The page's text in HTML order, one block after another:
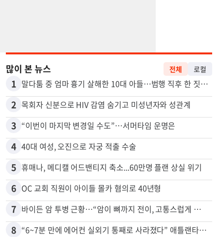
많이 본 뉴스 전체 로컬
1 말다툼 중 엄마 흉기 살해한 10대 아들…범행 직후 한 짓 충격
2 목회자 신분으로 HIV 감염 숨기고 미성년자와 성관계
3 “이번이 마지막 변경일 수도”…서머타임 운명은
4 40대 여성, 오진으로 자궁 적출 수술
5 휴매나, 메디캘 어드밴티지 축소...60만명 플랜 상실 위기
6 OC 교회 직원이 아이들 몰카 혐의로 40년형
7 바이든 암 투병 근황…“암이 뼈까지 전이, 고통스럽게 투병 중”
8 “6~7분 만에 에어컨 실외기 통째로 사라졌다” 애틀랜타서 실외기 도난 급증